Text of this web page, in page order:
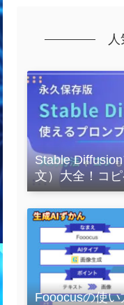
Stable
文）大全！コ
を作るコツの
Fooocusの使